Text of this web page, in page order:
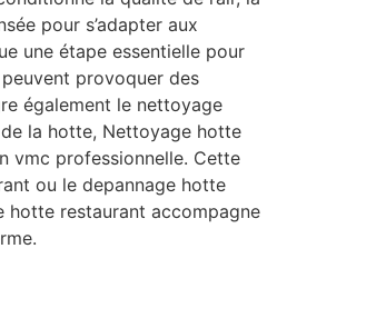
pour s’adapter aux
une étape essentielle pour
provoquer des
également le nettoyage
la hotte, Nettoyage hotte
vmc professionnelle. Cette
ou le depannage hotte
hotte restaurant accompagne